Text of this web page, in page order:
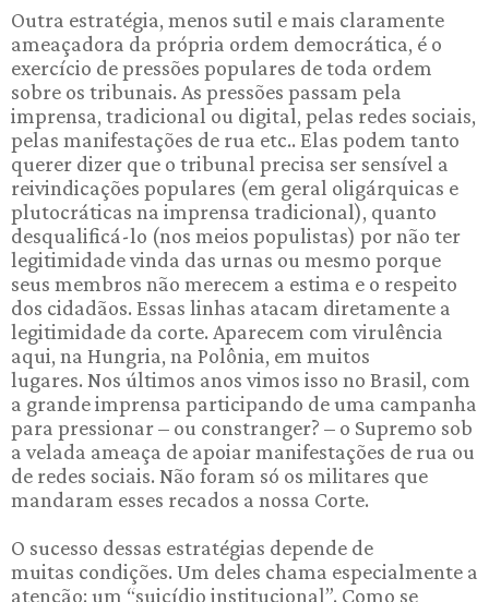
Outra estratégia, menos sutil e mais claramente
ameaçadora da própria ordem democrática, é o
exercício de pressões populares de toda ordem
sobre os tribunais. As pressões passam pela
imprensa, tradicional ou digital, pelas redes sociais,
pelas manifestações de rua etc.. Elas podem tanto
querer dizer que o tribunal precisa ser sensível a
reivindicações populares (em geral oligárquicas e
plutocráticas na imprensa tradicional), quanto
desqualificá-lo (nos meios populistas) por não ter
legitimidade vinda das urnas ou mesmo porque
seus membros não merecem a estima e o respeito
dos cidadãos. Essas linhas atacam diretamente a
legitimidade da corte. Aparecem com virulência
aqui, na Hungria, na Polônia, em muitos
lugares. Nos últimos anos vimos isso no Brasil, com
a grande imprensa participando de uma campanha
para pressionar – ou constranger? – o Supremo sob
a velada ameaça de apoiar manifestações de rua ou
de redes sociais. Não foram só os militares que
mandaram esses recados a nossa Corte.
O sucesso dessas estratégias depende de
muitas condições. Um deles chama especialmente a
atenção: um “suicídio institucional”. Como se